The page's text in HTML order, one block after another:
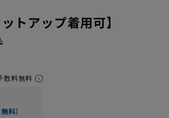
トアップ着用可】
数料無料
無料）